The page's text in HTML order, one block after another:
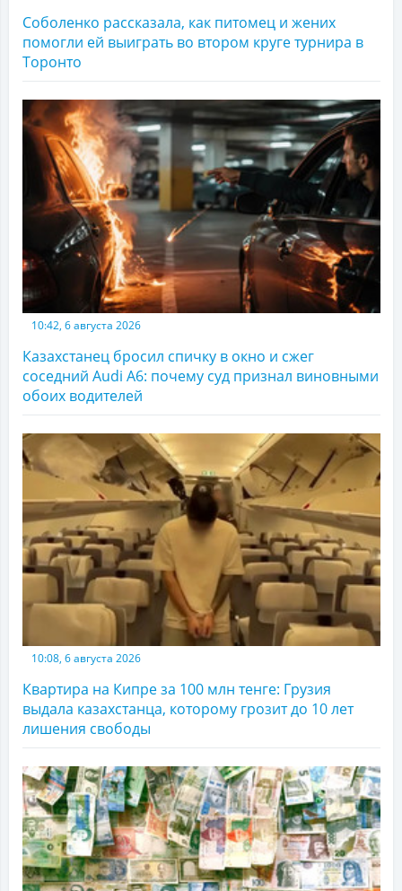
Соболенко рассказала, как питомец и жених
помогли ей выиграть во втором круге турнира в
Торонто
10:42, 6 августа 2026
Казахстанец бросил спичку в окно и сжег
соседний Audi A6: почему суд признал виновными
обоих водителей
10:08, 6 августа 2026
Квартира на Кипре за 100 млн тенге: Грузия
выдала казахстанца, которому грозит до 10 лет
лишения свободы